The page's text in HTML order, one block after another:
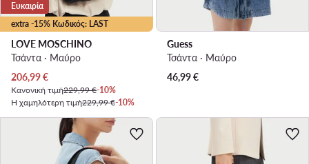
extra -15% Κωδικός: LAST
Ευκαιρία
LOVE MOSCHINO
Τσάντα · Μαύρο
Τρέχουσα τιμή
206,99€
Κανονική τιμή229,99 €-10%
Η χαμηλότερη τιμή229,99 €-10%
Guess
Τσάντα · Μαύρο
46,99€